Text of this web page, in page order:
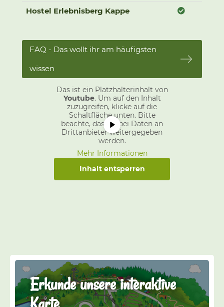
Hostel Erlebnisberg Kappe
FAQ - Das wollt ihr am häufigsten
wissen
Das ist ein Platzhalterinhalt von
Youtube. Um auf den Inhalt
zuzugreifen, klicke auf die
Schaltfläche unten. Bitte
beachte, dass dabei Daten an
Drittanbieter weitergegeben
werden.
Mehr Informationen
Inhalt entsperren
Erkunde unsere interaktive